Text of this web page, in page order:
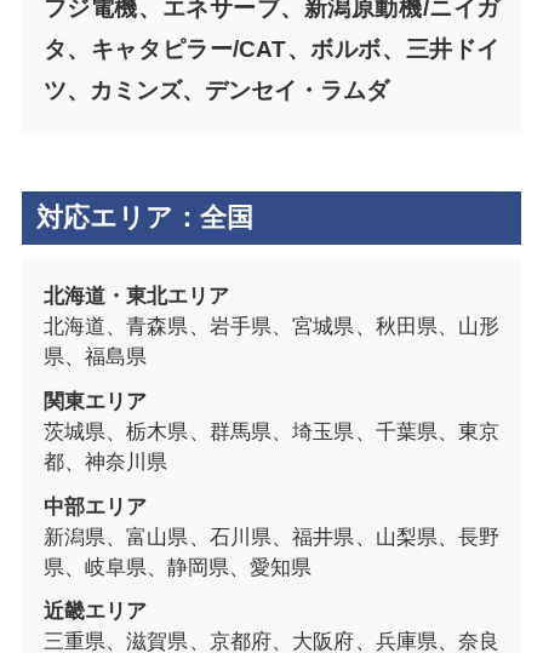
フジ電機、エネサーブ、新潟原動機/ニイガ
タ、キャタピラー/CAT、ボルボ、三井ドイ
ツ、カミンズ、デンセイ・ラムダ
対応エリア：全国
北海道・東北エリア
北海道、青森県、岩手県、宮城県、秋田県、山形
県、福島県
関東エリア
茨城県、栃木県、群馬県、埼玉県、千葉県、東京
都、神奈川県
中部エリア
新潟県、富山県、石川県、福井県、山梨県、長野
県、岐阜県、静岡県、愛知県
近畿エリア
三重県、滋賀県、京都府、大阪府、兵庫県、奈良